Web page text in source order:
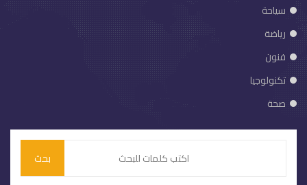
سياحة
رياضة
فنون
تكنولوجيا
صحة
بحث